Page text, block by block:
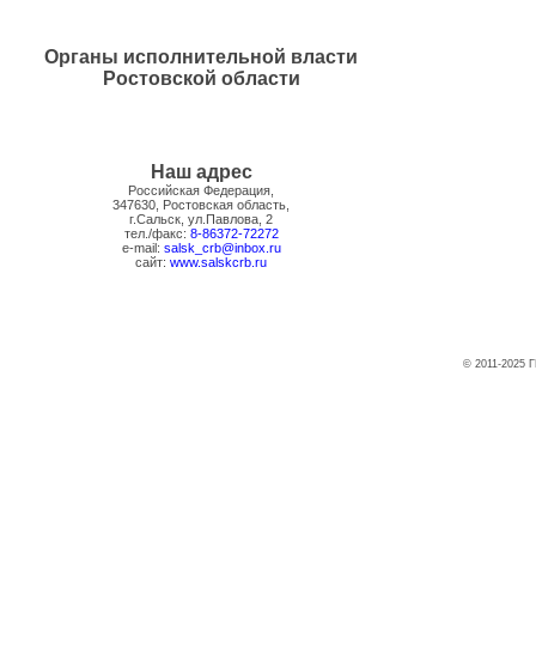
Органы исполнительной власти
Ростовской области
Наш адрес
Российская Федерация,
347630, Ростовская область,
г.Сальск, ул.Павлова, 2
тел./факс: 8-86372-72272
e-mail: salsk_crb@inbox.ru
сайт: www.salskcrb.ru
© 2011-2025